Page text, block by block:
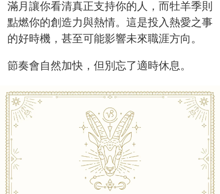
滿月讓你看清真正支持你的人，而牡羊季則
點燃你的創造力與熱情。這是投入熱愛之事
的好時機，甚至可能影響未來職涯方向。
節奏會自然加快，但別忘了適時休息。